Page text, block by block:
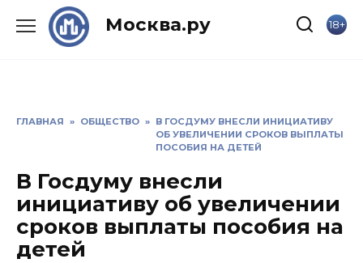
Москва.ру 18+
ГЛАВНАЯ » ОБЩЕСТВО » В ГОСДУМУ ВНЕСЛИ ИНИЦИАТИВУ
ОБ УВЕЛИЧЕНИИ СРОКОВ ВЫПЛАТЫ
ПОСОБИЯ НА ДЕТЕЙ
В Госдуму внесли
инициативу об увеличении
сроков выплаты пособия на
детей